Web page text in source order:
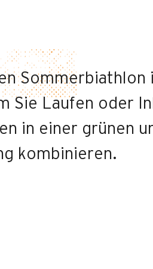
Sommerbiathlon
Sie Laufen oder
in einer grünen
kombinieren.